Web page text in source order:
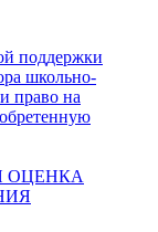
поддержки
школьно-
право на
ОЦЕНКА